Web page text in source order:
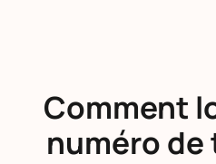
Comment
numéro